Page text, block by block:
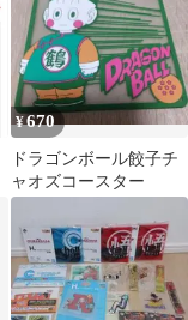
¥670
ドラゴンボール餃子チ
ャオズコースター